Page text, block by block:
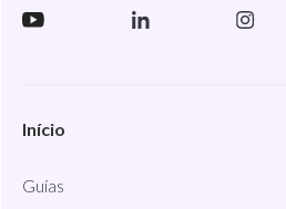
Início
Guías